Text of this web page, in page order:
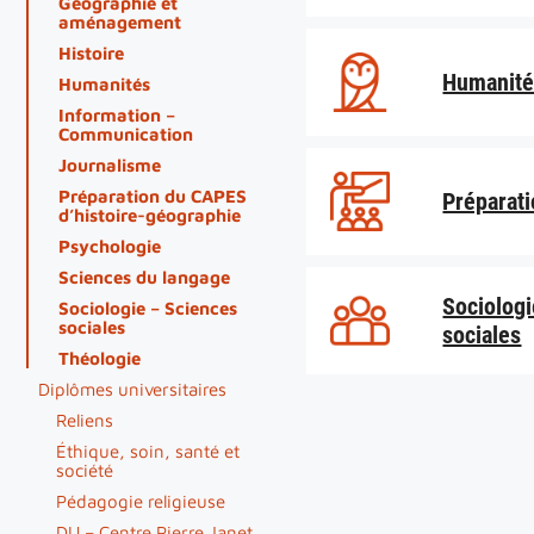
sociales
aménagement
Histoire
Humanités
Information –
Communication
Journalisme
Préparation du CAPES
d’histoire-géographie
Psychologie
Sciences du langage
Sociologie – Sciences
sociales
Théologie
Diplômes universitaires
Reliens
Éthique, soin, santé et
société
Pédagogie religieuse